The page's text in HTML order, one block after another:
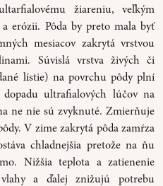
žiareniu, veľkým
erózii. Pôda by preto mala byť
mesiacov zakrytá vrstvou
Súvislá vrstva živých či
lístie) na povrchu pôdy plní
ultrafialových lúčov na
ne nie sú zvyknuté. Zmierňuje
V zime zakrytá pôda zamŕza
chladnejšia pretože na ňu
Nižšia teplota a zatienenie
a ďalej znižujú potrebu